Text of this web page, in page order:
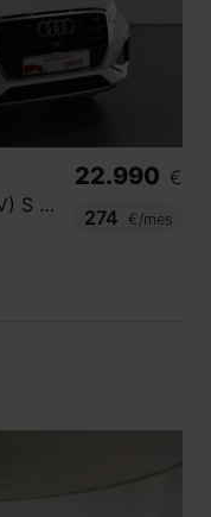
ADVANCED 30 TDI 85KW (116CV) S TRONIC
22.990 €
274
€/mes